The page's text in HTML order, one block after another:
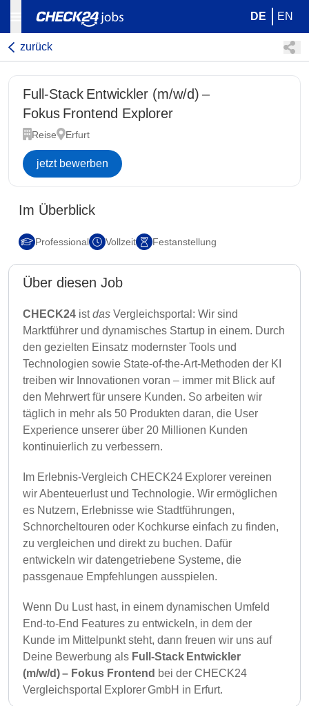
DE EN
zurück
Full-Stack Entwickler (m/w/d) –
Fokus Frontend Explorer
Reise Erfurt
jetzt bewerben
Im Überblick
Professional Vollzeit Festanstellung
Über diesen Job
CHECK24 istdas Vergleichsportal: Wir sind
Marktführer und dynamisches Startup in einem. Durch
den gezielten Einsatz modernster Tools und
Technologien sowie State-of-the-Art-Methoden der KI
treiben wir Innovationen voran – immer mit Blick auf
den Mehrwert für unsere Kunden. So arbeiten wir
täglich in mehr als 50 Produkten daran, die User
Experience unserer über 20 Millionen Kunden
kontinuierlich zu verbessern.
Im Erlebnis-Vergleich CHECK24 Explorer vereinen
wir Abenteuerlust und Technologie. Wir ermöglichen
es Nutzern, Erlebnisse wie Stadtführungen,
Schnorchel­touren oder Kochkurse einfach zu finden,
zu vergleichen und direkt zu buchen. Dafür
entwickeln wir datengetriebene Systeme, die
passgenaue Empfehlungen ausspielen.
Wenn Du Lust hast, in einem dynamischen Umfeld
End‑to‑End Features zu entwickeln, in dem der
Kunde im Mittelpunkt steht, dann freuen wir uns auf
Deine Bewerbung als Full-Stack Entwickler
(m/w/d) – Fokus Frontend bei der CHECK24
Vergleichsportal Explorer GmbH in Erfurt.